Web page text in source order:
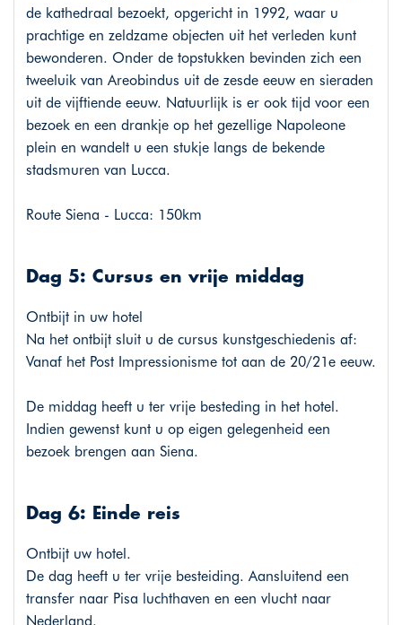
de kathedraal bezoekt, opgericht in 1992, waar u
prachtige en zeldzame objecten uit het verleden kunt
bewonderen. Onder de topstukken bevinden zich een
tweeluik van Areobindus uit de zesde eeuw en sieraden
uit de vijftiende eeuw. Natuurlijk is er ook tijd voor een
bezoek en een drankje op het gezellige Napoleone
plein en wandelt u een stukje langs de bekende
stadsmuren van Lucca.
Route Siena - Lucca: 150km
Dag 5: Cursus en vrije middag
Ontbijt in uw hotel
Na het ontbijt sluit u de cursus kunstgeschiedenis af:
Vanaf het Post Impressionisme tot aan de 20/21e eeuw.
De middag heeft u ter vrije besteding in het hotel.
Indien gewenst kunt u op eigen gelegenheid een
bezoek brengen aan Siena.
Dag 6: Einde reis
Ontbijt uw hotel.
De dag heeft u ter vrije besteiding. Aansluitend een
transfer naar Pisa luchthaven en een vlucht naar
Nederland.